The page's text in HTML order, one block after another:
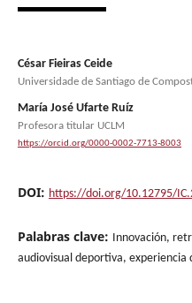
César Fieiras Ceide
Universidade de Santiago de
María José Ufarte Ruíz
Profesora titular UCLM
https://orcid.org/0000-0002-7713-8003
DOI: https://doi.org/10.12795/
Palabras clave: Innovación,
audiovisual deportiva, experiencia